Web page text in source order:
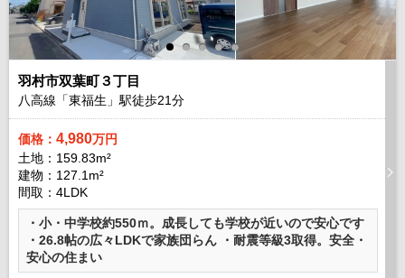
羽村市双葉町３丁目
八高線「東福生」駅徒歩21分
価格： 4,980万円
土地：159.83m²
建物：127.1m²
間取：4LDK
・小・中学校約550ｍ。成長しても学校が近いので安心です
・26.8帖の広々LDKで家族団らん ・耐震等級3取得。安全・
安心の住まい